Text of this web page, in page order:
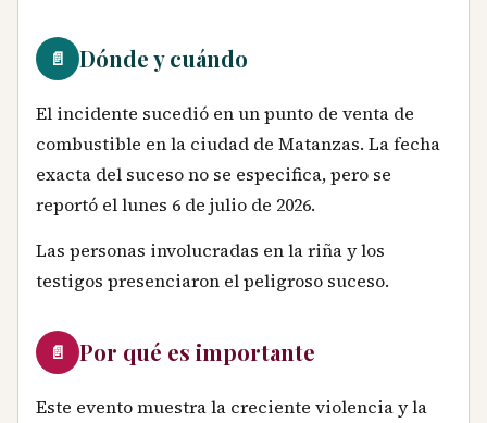
📄 Dónde y cuándo
El incidente sucedió en un punto de venta de
combustible en la ciudad de Matanzas. La fecha
exacta del suceso no se especifica, pero se
reportó el lunes 6 de julio de 2026.
Las personas involucradas en la riña y los
testigos presenciaron el peligroso suceso.
📄 Por qué es importante
Este evento muestra la creciente violencia y la